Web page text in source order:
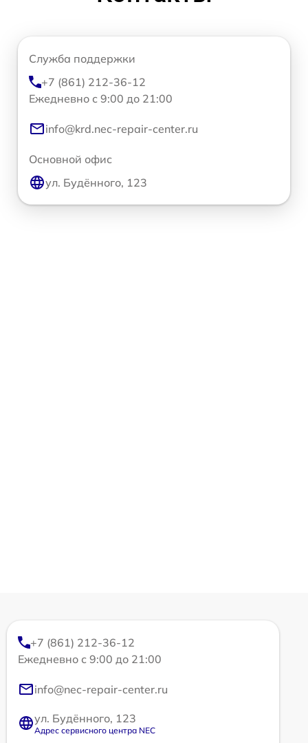
Служба поддержки
+7 (861) 212-36-12
Ежедневно с 9:00 до 21:00
info@krd.nec-repair-center.ru
Основной офис
ул. Будённого, 123
+7 (861) 212-36-12
Ежедневно с 9:00 до 21:00
info@nec-repair-center.ru
ул. Будённого, 123
Адрес сервисного центра NEC